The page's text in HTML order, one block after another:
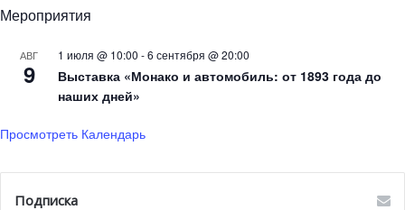
Мероприятия
АВГ
9
1 июля @ 10:00 -6 сентября @ 20:00
Выставка «Монако и автомобиль: от 1893 года до
наших дней»
Просмотреть Календарь
Подписка